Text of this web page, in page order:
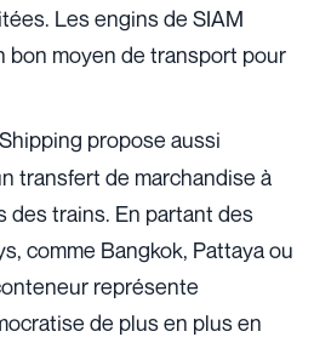
Les engins de SIAM
bon moyen de transport pour
propose aussi
transfert de marchandise à
des trains. En partant des
comme Bangkok, Pattaya ou
représente
de plus en plus en